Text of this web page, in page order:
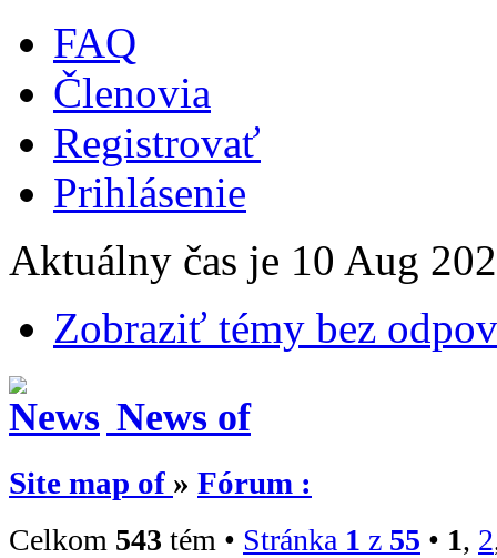
FAQ
Členovia
Registrovať
Prihlásenie
Aktuálny čas je 10 Aug
Zobraziť témy bez
News of
Site map of » Fórum :
Celkom 543 tém • Stránka 1 z 55 • 1, 2